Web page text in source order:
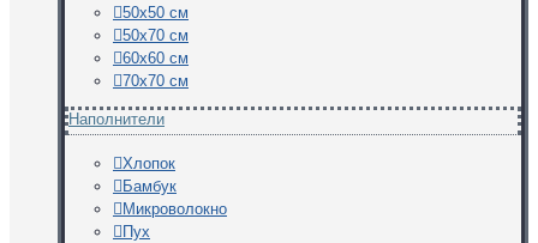
50х50 см
50х70 см
60х60 см
70х70 см
Наполнители
Хлопок
Бамбук
Микроволокно
Пух